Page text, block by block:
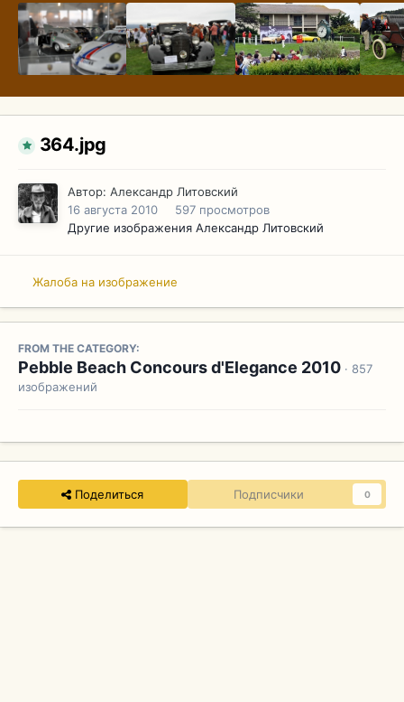
364.jpg
Автор: Александр Литовский
16 августа 2010
597 просмотров
Другие изображения Александр Литовский
Жалоба на изображение
FROM THE CATEGORY:
Pebble Beach Concours d'Elegance 2010 · 857
изображений
Поделиться Подписчики 0